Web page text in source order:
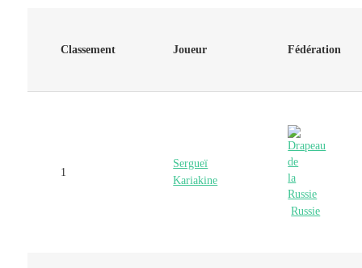
Classement Joueur Fédération
1
Sergueï
Kariakine
Russie